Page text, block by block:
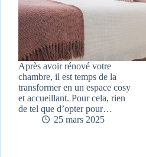
Après avoir rénové votre
chambre, il est temps de la
transformer en un espace cosy
et accueillant. Pour cela, rien
de tel que d’opter pour…
25 mars 2025